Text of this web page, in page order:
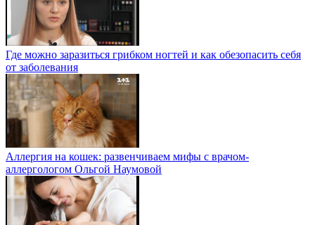
Где можно заразиться грибком ногтей и как обезопасить себя
от заболевания
Аллергия на кошек: развенчиваем мифы с врачом-
аллергологом Ольгой Наумовой